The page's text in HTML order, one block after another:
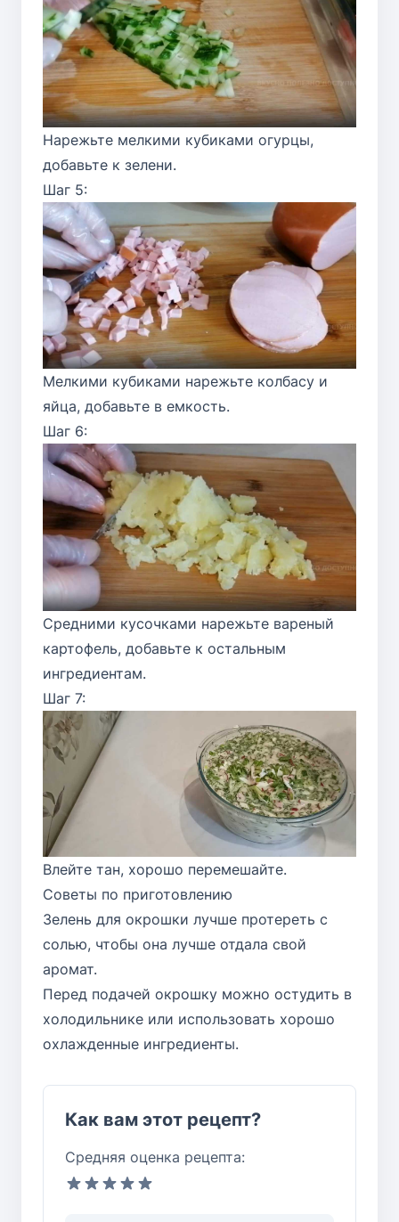
Нарежьте мелкими кубиками огурцы,
добавьте к зелени.
Шаг 5:
Мелкими кубиками нарежьте колбасу и
яйца, добавьте в емкость.
Шаг 6:
Средними кусочками нарежьте вареный
картофель, добавьте к остальным
ингредиентам.
Шаг 7:
Влейте тан, хорошо перемешайте.
Советы по приготовлению
Зелень для окрошки лучше протереть с
солью, чтобы она лучше отдала свой
аромат.
Перед подачей окрошку можно остудить в
холодильнике или использовать хорошо
охлажденные ингредиенты.
Как вам этот рецепт?
Средняя оценка рецепта: